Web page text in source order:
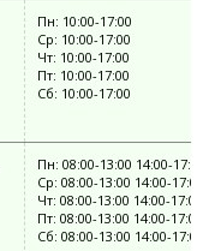
Пн: 10:00-17:00
Ср: 10:00-17:00
Чт: 10:00-17:00
Пт: 10:00-17:00
Сб: 10:00-17:00
Пн: 08:00-13:00 14:00-
Ср: 08:00-13:00 14:00-17:00
Чт: 08:00-13:00 14:00-17:00
Пт: 08:00-13:00 14:00-17:00
Сб: 08:00-13:00 14:00-17:00